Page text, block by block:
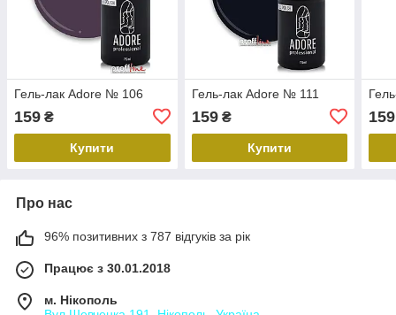
Гель-лак Adore № 106
159 ₴
Купити
Гель-лак Adore № 111
159₴
Купити
159
Про нас
96% позитивних з 787 відгуків за рік
Працює з 30.01.2018
м. Нікополь